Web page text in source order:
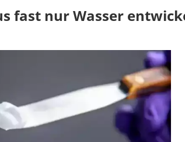
fast nur Wasser